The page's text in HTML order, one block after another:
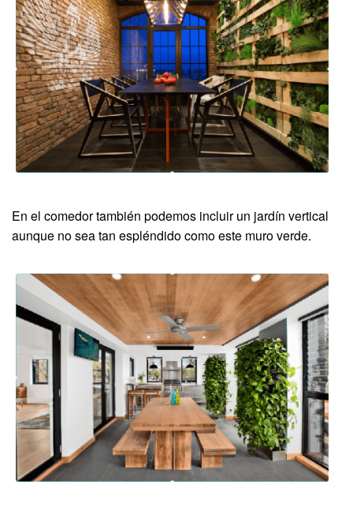
En el comedor también podemos incluir un jardín vertical
aunque no sea tan espléndido como este muro verde.